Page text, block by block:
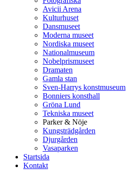
Avicii Arena
Kulturhuset
Dansmuseet
Moderna museet
Nordiska museet
Nationalmuseum
Nobelprismuseet
Dramaten
Gamla stan
Sven-Harrys konstmuseum
Bonniers konsthall
Gröna Lund
Tekniska museet
Parker & Nöje
Kungsträdgården
Djurgården
Vasaparken
Startsida
Kontakt